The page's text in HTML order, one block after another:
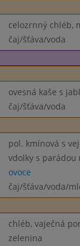
celozrnný chléb,
čaj/šťáva/voda
ovesná kaše s
čaj/šťáva/voda
pol. kmínová s
vdolky s parádou
ovoce
čaj/šťáva/voda/
chléb, vaječná
zelenina